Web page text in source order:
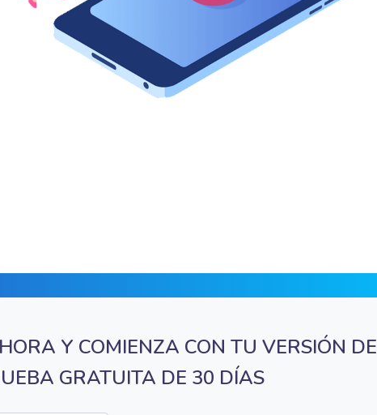
Y COMIENZA CON TU VERSIÓN DE
GRATUITA DE 30 DÍAS